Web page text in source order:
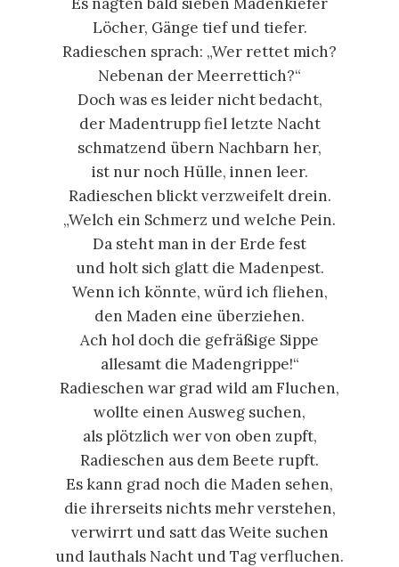
Löcher, Gänge tief und tiefer.
Radieschen sprach: „Wer rettet mich?
Nebenan der Meerrettich?“
Doch was es leider nicht bedacht,
der Madentrupp fiel letzte Nacht
schmatzend übern Nachbarn her,
ist nur noch Hülle, innen leer.
Radieschen blickt verzweifelt drein.
„Welch ein Schmerz und welche Pein.
Da steht man in der Erde fest
und holt sich glatt die Madenpest.
Wenn ich könnte, würd ich fliehen,
den Maden eine überziehen.
Ach hol doch die gefräßige Sippe
allesamt die Madengrippe!“
Radieschen war grad wild am Fluchen,
wollte einen Ausweg suchen,
als plötzlich wer von oben zupft,
Radieschen aus dem Beete rupft.
Es kann grad noch die Maden sehen,
die ihrerseits nichts mehr verstehen,
verwirrt und satt das Weite suchen
und lauthals Nacht und Tag verfluchen.